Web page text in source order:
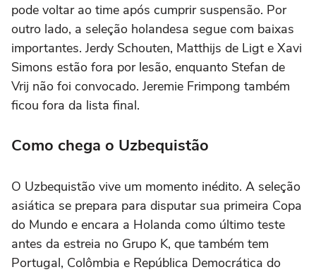
pode voltar ao time após cumprir suspensão. Por
outro lado, a seleção holandesa segue com baixas
importantes. Jerdy Schouten, Matthijs de Ligt e Xavi
Simons estão fora por lesão, enquanto Stefan de
Vrij não foi convocado. Jeremie Frimpong também
ficou fora da lista final.
Como chega o Uzbequistão
O Uzbequistão vive um momento inédito. A seleção
asiática se prepara para disputar sua primeira Copa
do Mundo e encara a Holanda como último teste
antes da estreia no Grupo K, que também tem
Portugal, Colômbia e República Democrática do